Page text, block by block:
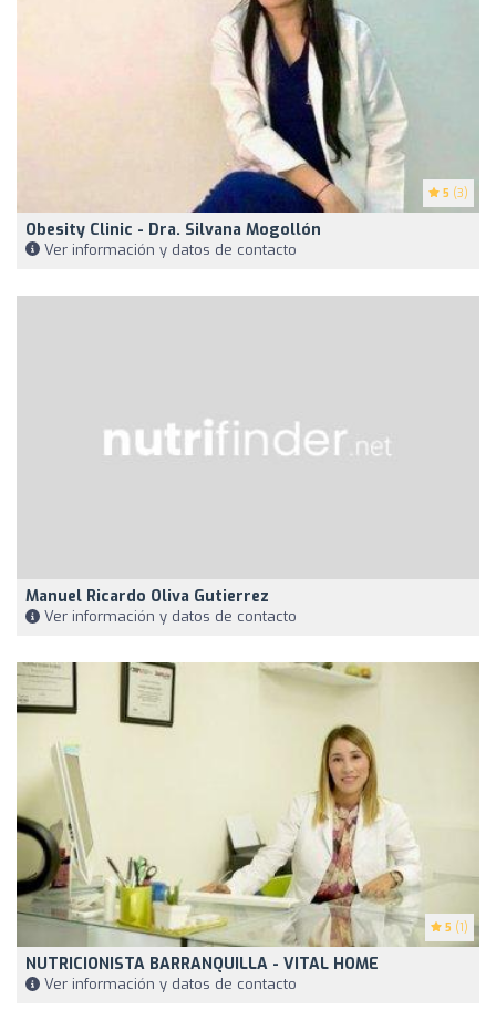
5 (3)
Obesity Clinic - Dra. Silvana Mogollón
Ver información y datos de contacto
Manuel Ricardo Oliva Gutierrez
Ver información y datos de contacto
5 (1)
NUTRICIONISTA BARRANQUILLA - VITAL HOME
Ver información y datos de contacto